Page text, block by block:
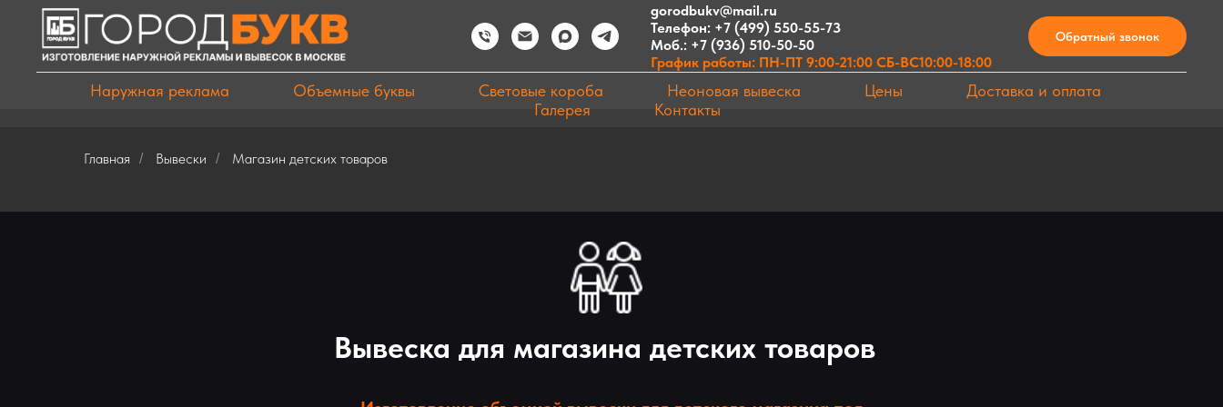
gorodbukv@mail.ru
Телефон: +7 (499) 550-55-73
Моб.: +7 (936) 510-50-50
График работы: ПН-ПТ 9:00-21:00 СБ-ВС10:00-18:00
Обратный звонок
Наружная реклама Объемные буквы Световые короба Неоновая вывеска Цены
Доставка и оплата
Галерея
Контакты
Главная / Вывески / Магазин детских товаров
Вывеска для магазина детских товаров